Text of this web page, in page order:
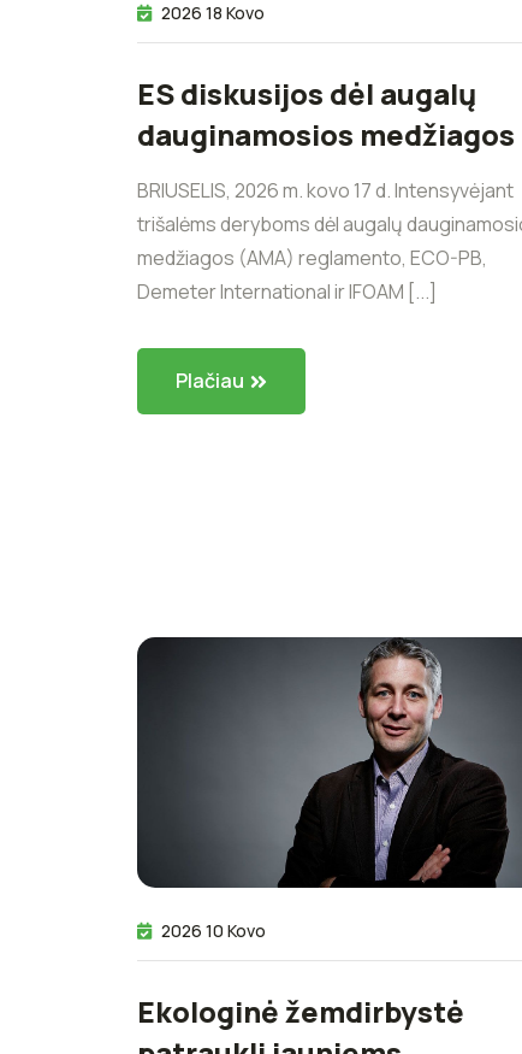
2026 18 Kovo
ES diskusijos dėl augalų
dauginamosios medžiagos
BRIUSELIS, 2026 m. kovo 17 d. Intensyvėjant
trišalėms deryboms dėl augalų
medžiagos (AMA) reglamento, ECO-PB,
Demeter International ir IFOAM [...]
Plačiau
2026 10 Kovo
Ekologinė žemdirbystė